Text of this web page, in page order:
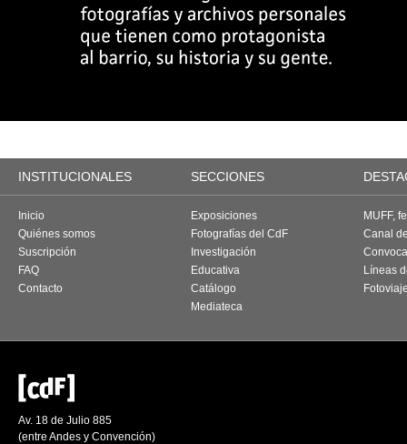
INSTITUCIONALES SECCIONES
Inicio
Quiénes somos
Suscripción
FAQ
Contacto
Exposiciones
Fotografías del CdF
Investigación
Educativa
Catálogo
Mediateca
MUFF,
Canal
Líneas
Av. 18 de Julio 885
(entre Andes y Convención)